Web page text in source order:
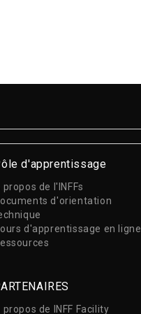
d'apprentissage
propos de l'INFFs
d'orientation
d'apprentissage en ligne
propos de INFF Facility